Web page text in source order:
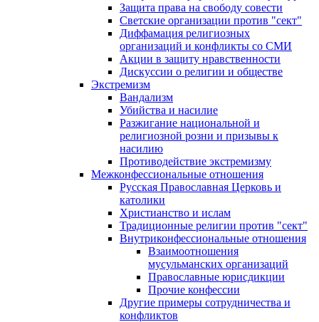
Защита права на свободу совести
Светские организации против "сект"
Диффамация религиозных
организаций и конфликты со СМИ
Акции в защиту нравственности
Дискуссии о религии и обществе
Экстремизм
Вандализм
Убийства и насилие
Разжигание национальной и
религиозной розни и призывы к
насилию
Противодействие экстремизму
Межконфессиональные отношения
Русская Православная Церковь и
католики
Христианство и ислам
Традиционные религии против "сект"
Внутриконфессиональные отношения
Взаимоотношения
мусульманских организаций
Православные юрисдикции
Прочие конфессии
Другие примеры сотрудничества и
конфликтов